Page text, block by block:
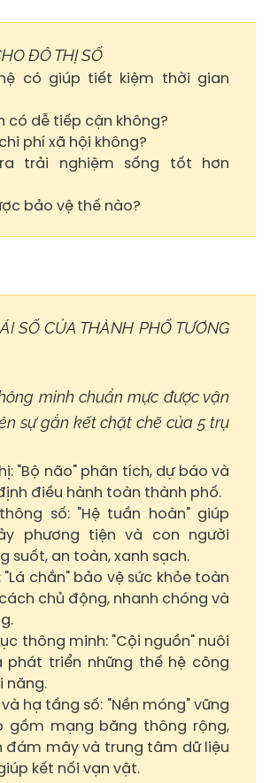
ĐÔ THỊ SỐ
có giúp tiết kiệm thời gian
có dễ tiếp cận không?
phí xã hội không?
trải nghiệm sống tốt hơn
bảo vệ thế nào?
SỐ CỦA THÀNH PHỐ TƯƠNG
minh chuẩn mực được vận
sự gắn kết chặt chẽ của 5 trụ
"Bộ não" phân tích, dự báo và
điều hành toàn thành phố.
số: "Hệ tuần hoàn" giúp
phương tiện và con người
suốt, an toàn, xanh sạch.
"Lá chắn" bảo vệ sức khỏe toàn
chủ động, nhanh chóng và
thông minh: "Cội nguồn" nuôi
phát triển những thế hệ công
năng.
hạ tầng số: "Nền móng" vững
gồm mạng băng thông rộng,
đám mây và trung tâm dữ liệu
kết nối vạn vật.